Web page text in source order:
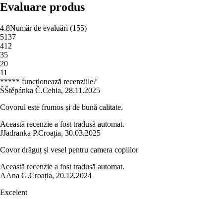
Evaluare produs
4.8Număr de evaluări (155)
5137
412
35
20
11
***** funcționează recenziile?
ŠŠtěpánka Č.Cehia, 28.11.2025
Covorul este frumos și de bună calitate.
Această recenzie a fost tradusă automat.
JJadranka P.Croația, 30.03.2025
Covor drăguț și vesel pentru camera copiilor
Această recenzie a fost tradusă automat.
AAna G.Croația, 20.12.2024
Excelent